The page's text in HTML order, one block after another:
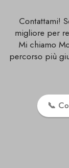
Contattami!
migliore per
Mi chiamo
percorso più
📞